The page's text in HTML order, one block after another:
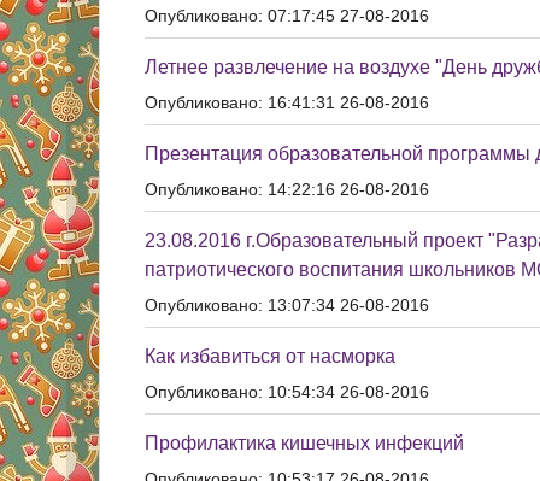
Опубликовано: 07:17:45 27-08-2016
Летнее развлечение на воздухе "День
Опубликовано: 16:41:31 26-08-2016
Презентация образовательной программы
Опубликовано: 14:22:16 26-08-2016
23.08.2016 г.Образовательный проект
патриотического воспитания
Опубликовано: 13:07:34 26-08-2016
Как избавиться от насморка
Опубликовано: 10:54:34 26-08-2016
Профилактика кишечных инфекций